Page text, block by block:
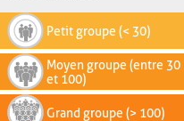
Petit groupe (< 30)
Moyen groupe (entre 30
et 100)
Grand groupe (> 100)